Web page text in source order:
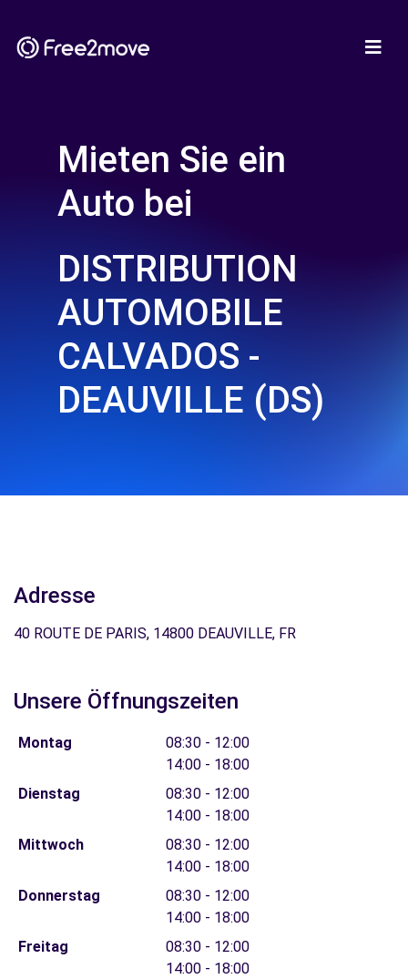
Mieten Sie ein
Auto bei
DISTRIBUTION
AUTOMOBILE
CALVADOS -
DEAUVILLE (DS)
Adresse
40 ROUTE DE PARIS, 14800 DEAUVILLE, FR
Unsere Öffnungszeiten
Montag
08:30 - 12:00
14:00 - 18:00
Dienstag
08:30 - 12:00
14:00 - 18:00
Mittwoch
08:30 - 12:00
14:00 - 18:00
Donnerstag
08:30 - 12:00
14:00 - 18:00
Freitag
08:30 - 12:00
14:00 - 18:00